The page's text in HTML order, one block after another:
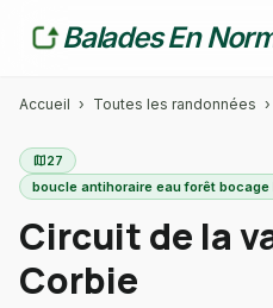
Balades En
Accueil › Toutes les randonnées ›
map27
boucle antihoraire eau forêt
Circuit de la
Corbie